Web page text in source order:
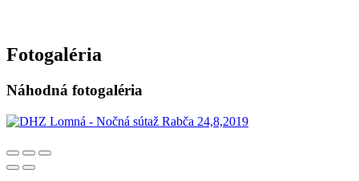
Fotogaléria
Náhodná fotogaléria